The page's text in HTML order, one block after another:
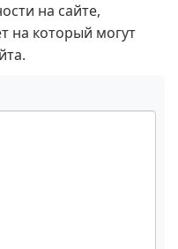
на сайте,
на который могут